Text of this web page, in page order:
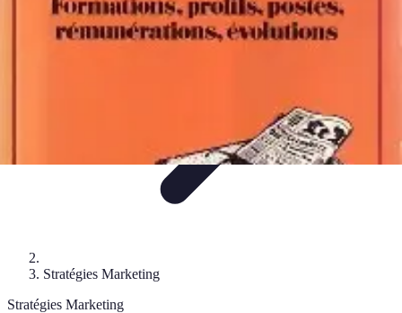
Stratégies Marketing
Stratégies Marketing